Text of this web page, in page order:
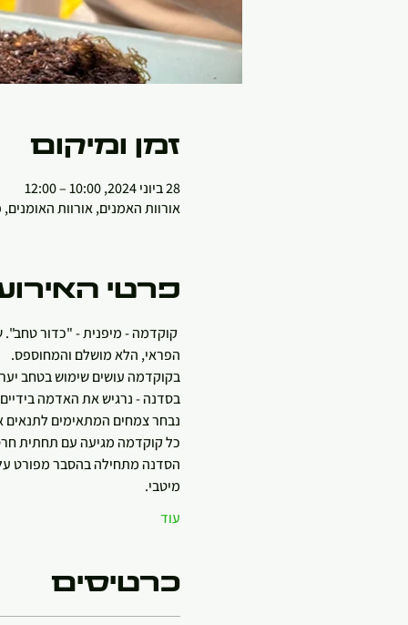
זמן ומיקום
28 ביוני 2024, 10:00 – 12:00
אורוות האמנים, אורוות
פרטי
קוקדמה - מיפנית - "כדור טחב".
הפראי, הלא מושלם והמחוספס.
בקוקדמה עושים שימוש בטחב
בסדנה - נרגיש את האדמה בידיים ונלמד את טכניקת
נבחר צמחים המתאימים לתנאים
כל קוקדמה מגיעה עם תחתית
הסדנה מתחילה בהסבר מפורט על
מיטבי.
עוד
כרטיסים